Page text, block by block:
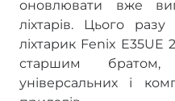
оновлювати вже
ліхтарів. Цього
ліхтарик Fenix E35UE
старшим
універсальних і